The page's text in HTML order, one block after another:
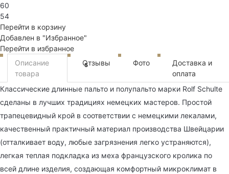
60
54
Перейти в корзину
Добавлен в "Избранное"
Перейти в избранное
Описание
товара
Отзывы
5 Фото
Доставка и
оплата
Классические длинные пальто и полупальто марки Rolf Schulte
сделаны в лучших традициях немецких мастеров. Простой
трапецевидный крой в соответствии с немецкими лекалами,
качественный практичный материал производства Швейцарии
(отталкивает воду, любые загрязнения легко устраняются),
легкая теплая подкладка из меха французского кролика по
всей длине изделия, создающая комфортный микроклимат в